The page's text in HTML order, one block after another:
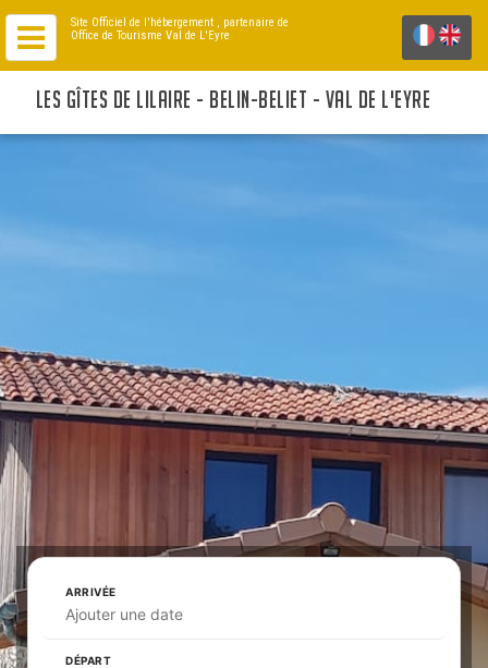
Site Officiel de l'hébergement , partenaire de
Office de Tourisme Val de L'Eyre
LES GÎTES DE LILAIRE - BELIN-BELIET - VAL DE L'EYRE
ARRIVÉE
Ajouter une date
DÉPART